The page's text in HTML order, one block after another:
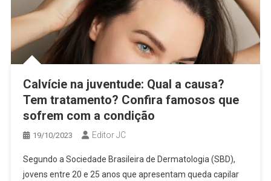
Calvície na juventude: Qual a causa?
Tem tratamento? Confira famosos que
sofrem com a condição
19/10/2023 Editor JC
Segundo a Sociedade Brasileira de Dermatologia (SBD),
jovens entre 20 e 25 anos que apresentam queda capilar